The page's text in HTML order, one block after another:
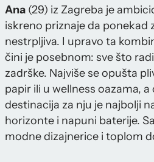
Ana (29) iz Zagreba je
iskreno priznaje da ponekad
nestrpljiva. I upravo ta
čini je posebnom: sve što
zadrške. Najviše se opušta
papir ili u wellness oazama,
destinacija za nju je najbolji
horizonte i napuni baterije.
modne dizajnerice i toplom